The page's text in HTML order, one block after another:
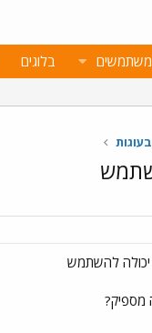
משתמשים בלוגים
יכולה להשתמש
מספיק?